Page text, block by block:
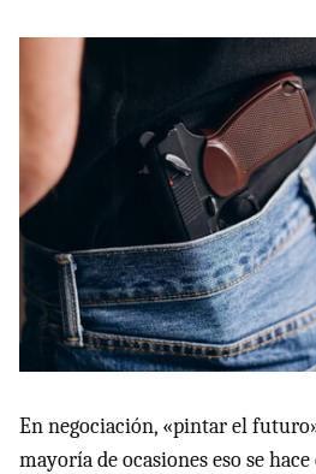
En negociación, «pintar el
mayoría de ocasiones eso se